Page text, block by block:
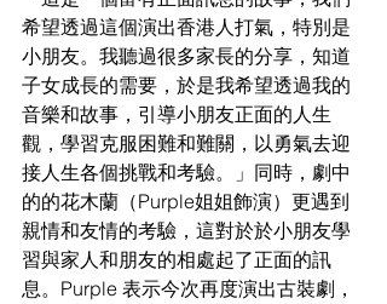
希望透過這個演出香港人打氣，特別是
小朋友。我聽過很多家長的分享，知道
子女成長的需要，於是我希望透過我的
音樂和故事，引導小朋友正面的人生
觀，學習克服困難和難關，以勇氣去迎
接人生各個挑戰和考驗。」同時，劇中
的的花木蘭（Purple姐姐飾演）更遇到
親情和友情的考驗，這對於於小朋友學
習與家人和朋友的相處起了正面的訊
息。Purple 表示今次再度演出古裝劇，